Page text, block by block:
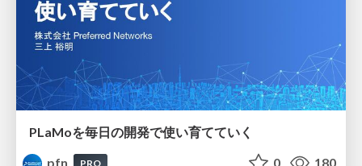
PLaMoを毎日の開発で使い育てていく
pfn
PRO 0 180